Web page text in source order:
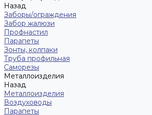
Назад
Заборы/ограждения
Забор жалюзи
Профнастил
Парапеты
Зонты, колпаки
Труба профильная
Саморезы
Металлоизделия
Назад
Металлоизделия
Воздуховоды
Парапеты